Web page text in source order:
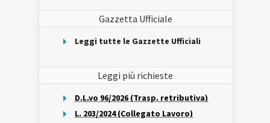
Gazzetta Ufficiale
Leggi tutte le Gazzette Ufficiali
Leggi più richieste
D.L.vo 96/2026 (Trasp. retributiva)
L. 203/2024 (Collegato Lavoro)